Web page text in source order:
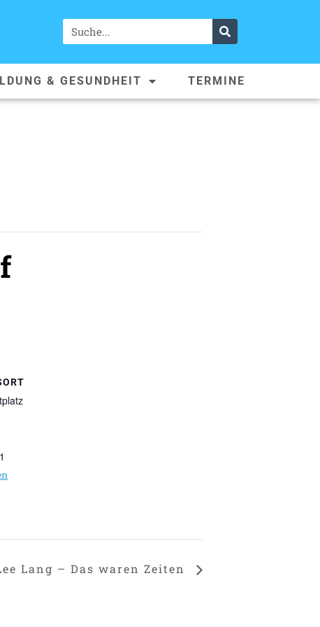
& GESUNDHEIT TERMINE
Lang – Das waren Zeiten